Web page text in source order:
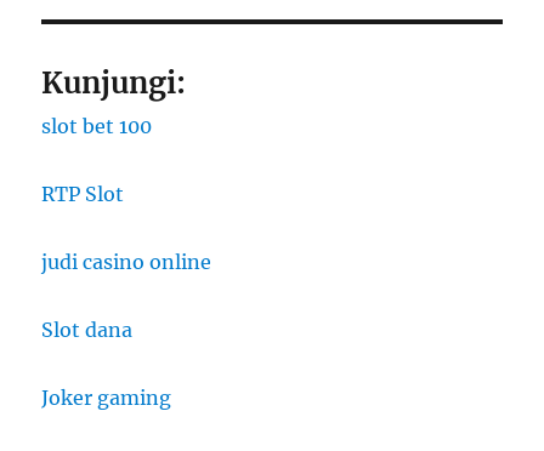
Kunjungi:
slot bet 100
RTP Slot
judi casino online
Slot dana
Joker gaming